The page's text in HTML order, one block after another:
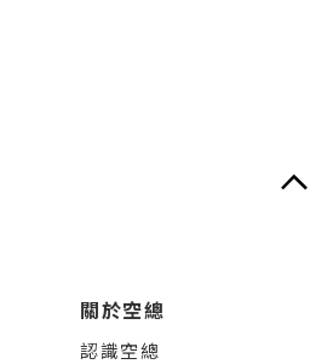
關於空總
認識空總